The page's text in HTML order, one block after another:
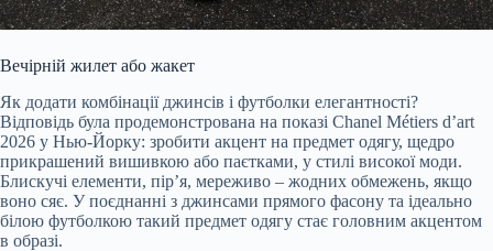
Вечірній жилет або жакет
Як додати комбінації джинсів і футболки елегантності?
Відповідь була продемонстрована на показі Chanel Métiers d’art
2026 у Нью-Йорку: зробити акцент на предмет одягу, щедро
прикрашений вишивкою або паєтками, у стилі високої моди.
Блискучі елементи, пір’я, мереживо – жодних обмежень, якщо
воно сяє. У поєднанні з джинсами прямого фасону та ідеально
білою футболкою такий предмет одягу стає головним акцентом
в образі.